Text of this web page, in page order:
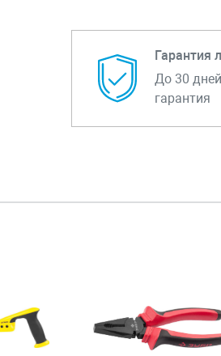
Гарантия
До 30
гарантия